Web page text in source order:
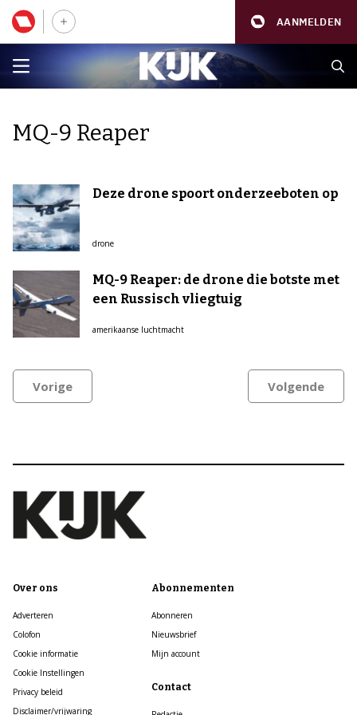
AANMELDEN
MQ-9 Reaper
Deze drone spoort onderzeeboten op
drone
MQ-9 Reaper: de drone die botste met
een Russisch vliegtuig
amerikaanse luchtmacht
Vorige Volgende
Over ons
Adverteren
Colofon
Cookie informatie
Cookie Instellingen
Privacy beleid
Disclaimer/vrijwaring
Abonnementen
Abonneren
Nieuwsbrief
Mijn account
Contact